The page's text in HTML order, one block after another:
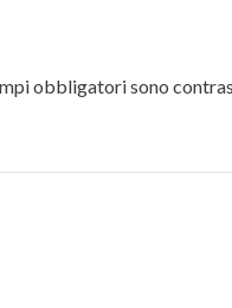
obbligatori sono